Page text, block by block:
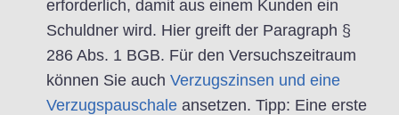
erforderlich, damit aus einem Kunden ein
Schuldner wird. Hier greift der Paragraph §
286 Abs. 1 BGB. Für den Versuchszeitraum
können Sie auch Verzugszinsen und eine
Verzugspauschale ansetzen. Tipp: Eine erste